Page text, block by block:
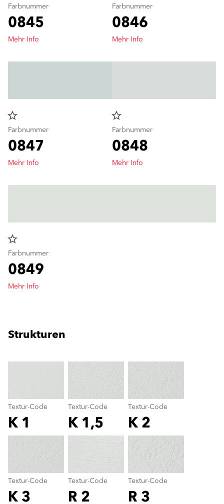
Farbnummer
0845
Mehr Info
Farbnummer
0846
Mehr Info
star_border
Farbnummer
0847
Mehr Info
star_border
Farbnummer
0848
Mehr Info
star_border
Farbnummer
0849
Mehr Info
Strukturen
Textur-Code
K 1
Textur-Code
K 1,5
Textur-Code
K 2
Textur-Code
K 3
Textur-Code
R 2
Textur-Code
R 3
Textur-Code
color_name